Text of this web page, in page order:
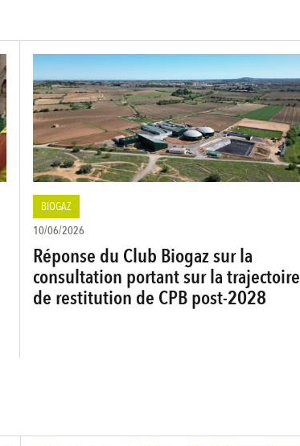
BIOGAZ
10/06/2026
Réponse du Club Biogaz sur la
consultation portant sur la trajectoire
de restitution de CPB post-2028